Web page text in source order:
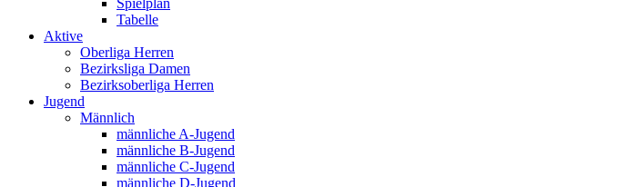
Spielplan
Tabelle
Aktive
Oberliga Herren
Bezirksliga Damen
Bezirksoberliga Herren
Jugend
Männlich
männliche A-Jugend
männliche B-Jugend
männliche C-Jugend
männliche D-Jugend